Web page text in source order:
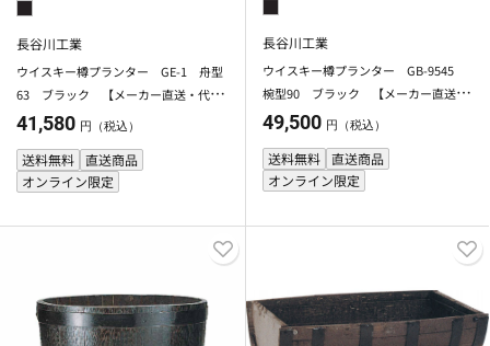
長谷川工業
ウイスキー樽プランター GE-1 舟型
63 ブラック 【メーカー直送・代引
不可】【北海道・沖縄・離島除く】
41,580 円（税込）
送料無料 直送商品
オンライン限定
長谷川工業
ウイスキー樽プランター GB-9545
椀型90 ブラック 【メーカー直送・
代引不可】【北海道・沖縄・離島除
49,500 円（税込）
送料無料
直送商品
オンライン限定